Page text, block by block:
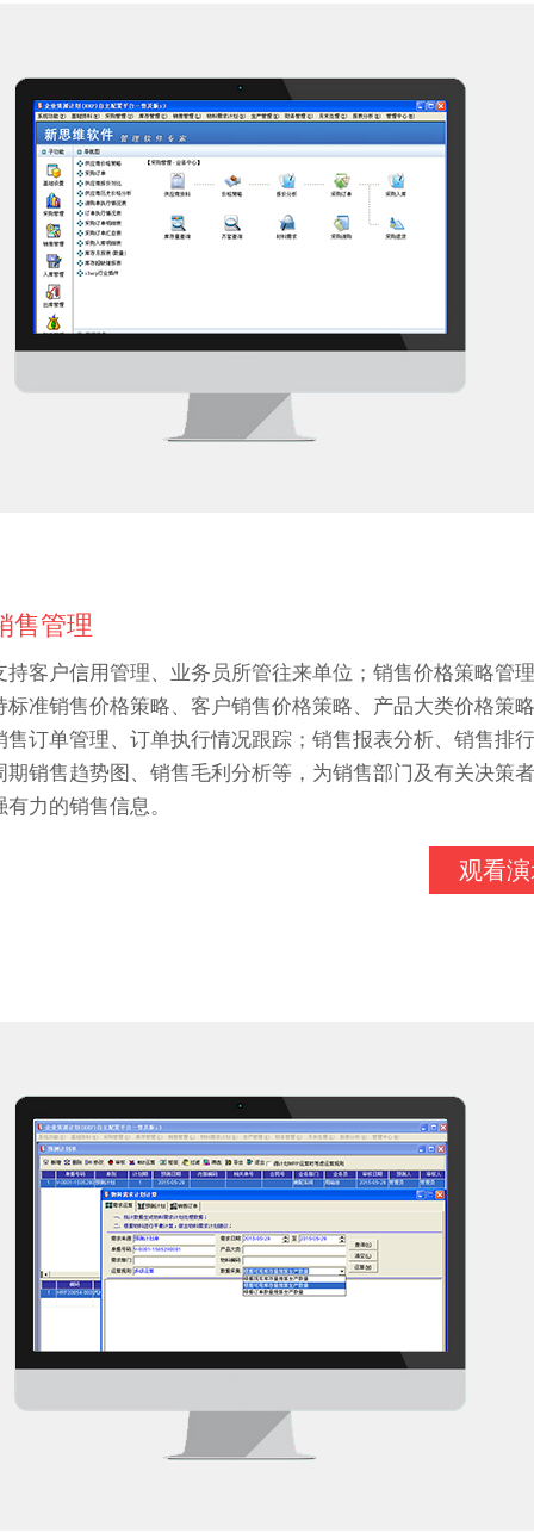
售管理
持客户信用管理、业务员所管往来单位；销售价格策略管
标准销售价格策略、客户销售价格策略、产品大类价格策
售订单管理、订单执行情况跟踪；销售报表分析、销售排
期销售趋势图、销售毛利分析等，为销售部门及有关决策
有力的销售信息。
观看